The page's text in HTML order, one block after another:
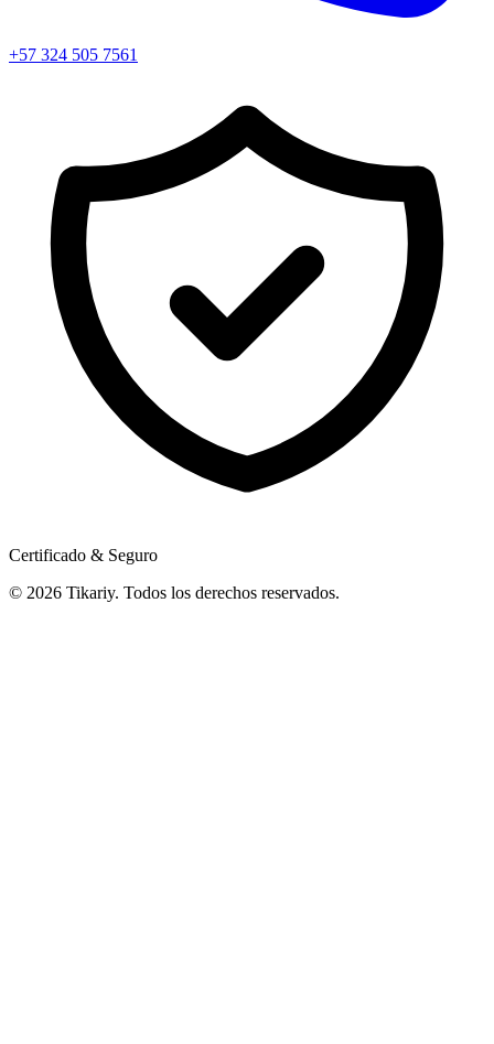
+57 324 505 7561
Certificado & Seguro
© 2026 Tikariy. Todos los derechos reservados.